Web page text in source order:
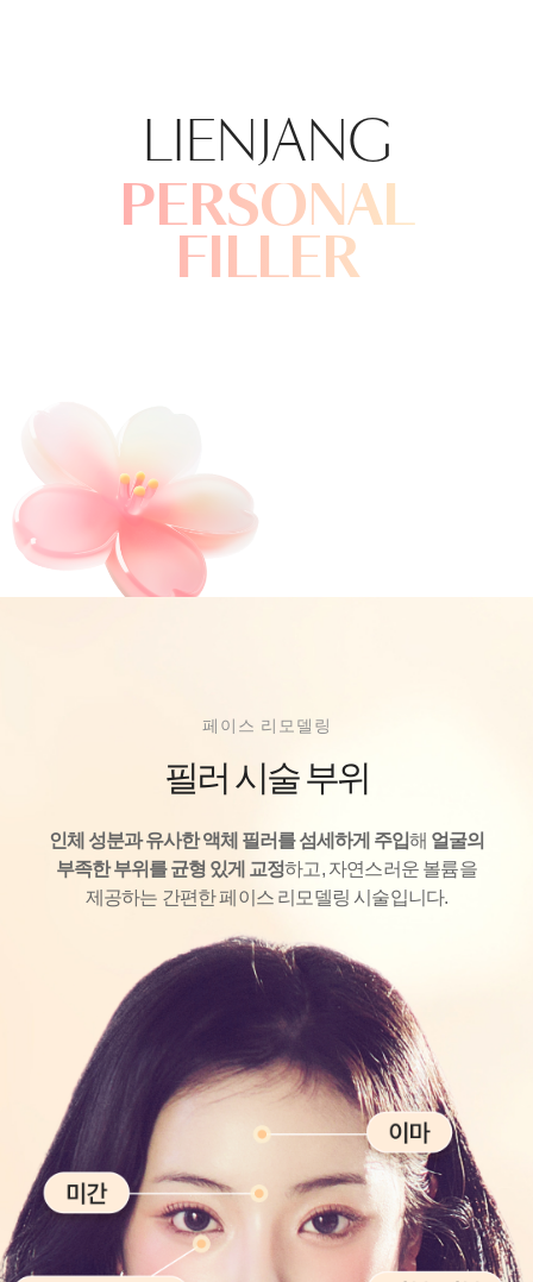
LIENJANG
PERSONAL
FILLER
페이스 리모델링
필러 시술 부위
인체 성분과 유사한 액체 필러를 섬세하게 주입해 얼굴의
부족한 부위를 균형 있게 교정하고, 자연스러운 볼륨을
제공하는 간편한 페이스 리모델링 시술입니다.